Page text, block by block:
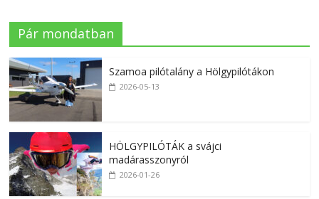
Pár mondatban
Szamoa pilótalány a Hölgypilótákon
2026-05-13
HÖLGYPILÓTÁK a svájci
madárasszonyról
2026-01-26